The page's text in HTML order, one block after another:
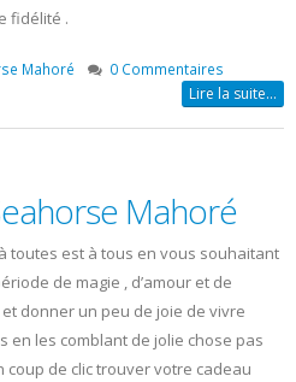
fidélité .
Mahoré
0 Commentaires
Lire la suite…
Mahoré
toutes est à tous en vous souhaitant
de magie , d’amour et de
donner un peu de joie de vivre
en les comblant de jolie chose pas
coup de clic trouver votre cadeau